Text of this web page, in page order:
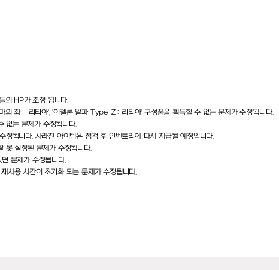
의 HP가 조정 됩니다.
의 좌 - 리티아', '이젤론 알파Type-Z : 리티아'구성품을 획득할 수 없는 문제가 수정됩니다.
없는 문제가 수정됩니다.
정됩니다. 사라진 아이템은 점검 후 인벤토리에 다시 지급될 예정입니다.
못 설정된 문제가 수정됩니다.
던 문제가 수정됩니다.
재사용 시간이 초기화 되는 문제가 수정됩니다.